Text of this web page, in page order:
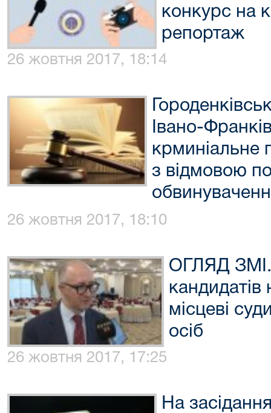
конкурс на
репортаж
26 жовтня 2017, 18:14
Івано-
крминіальне
з відмовою
26 жовтня 2017, 18:10
ОГЛЯД ЗМІ.
кандидатів
місцеві
осіб
26 жовтня 2017, 17:25
На